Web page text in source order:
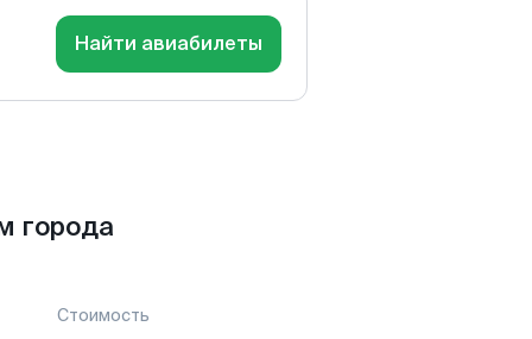
Найти авиабилеты
города
Стоимость